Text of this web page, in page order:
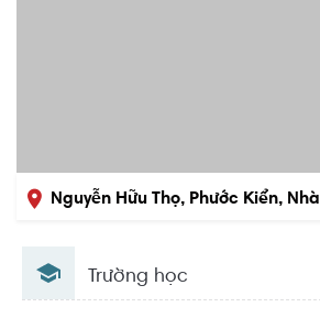
Nguyễn Hữu Thọ, Phước Kiển, Nhà
Trường học